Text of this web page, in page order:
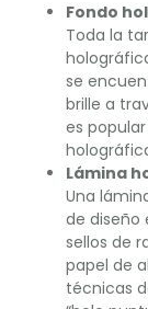
Fondo
Toda la
se
brille a
es
Lámina
Una
de diseño
sellos de
papel de
técnicas